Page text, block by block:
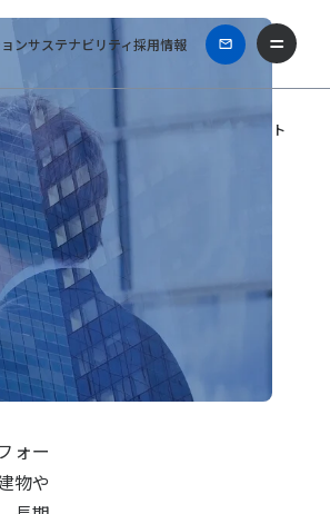
ンサステナビリティ採用情報
ホーム ファシリティマネジメント
ォー
物や